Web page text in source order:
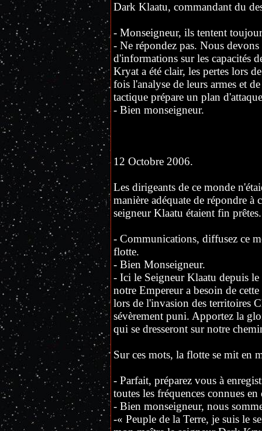
Dark Klaatu, commandant du
- Monseigneur, ils tentent
- Ne répondez pas. Nous
d'informations sur les capacités
Kryat a été clair, les pertes lors
fois l'analyse de leurs armes et
tactique prépare un plan
- Bien monseigneur.
12 Octobre 2006.
Les dirigeants de ce monde
manière adéquate de répondre à
seigneur Klaatu étaient fin prêtes.
- Communications, diffusez ce
flotte.
- Bien Monseigneur.
- Ici le Seigneur Klaatu depuis
notre Empereur a besoin de
lors de l'invasion des territoires
sévèrement puni. Apportez la
qui se dresseront sur notre
Sur ces mots, la flotte se mit en
- Parfait, préparez vous à
toutes les fréquences connues
- Bien monseigneur, nous
-« Peuple de la Terre, je suis le